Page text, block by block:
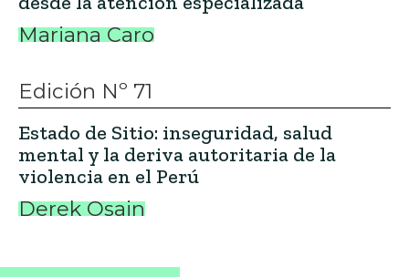
Mariana Caro
Edición Nº 71
Estado de Sitio: inseguridad, salud
mental y la deriva autoritaria de la
violencia en el Perú
Derek Osain